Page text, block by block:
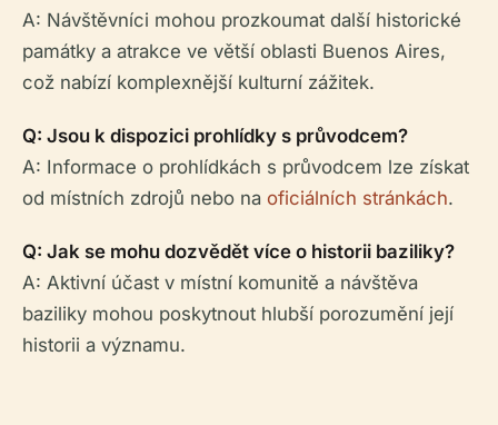
A: Návštěvníci mohou prozkoumat další historické
památky a atrakce ve větší oblasti Buenos Aires,
což nabízí komplexnější kulturní zážitek.
Q: Jsou k dispozici prohlídky s průvodcem?
A: Informace o prohlídkách s průvodcem lze získat
od místních zdrojů nebo na oficiálních stránkách.
Q: Jak se mohu dozvědět více o historii baziliky?
A: Aktivní účast v místní komunitě a návštěva
baziliky mohou poskytnout hlubší porozumění její
historii a významu.